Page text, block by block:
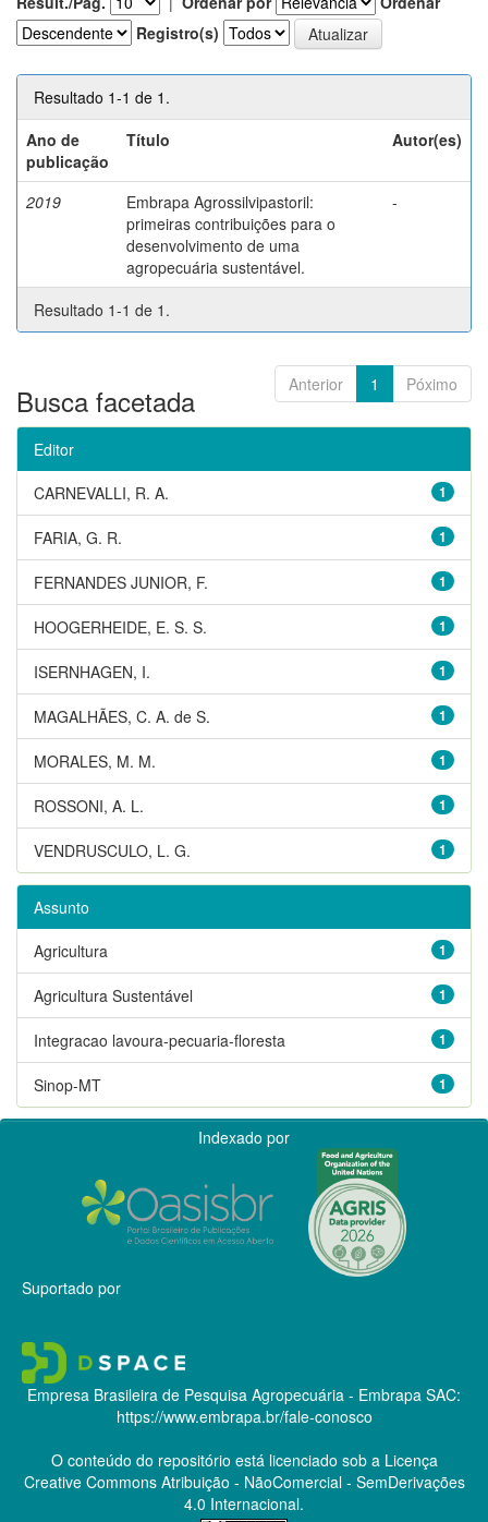
Registro(s)
Resultado 1-1 de 1.
Ano de
publicação
Título Autor(es)
2019
Embrapa Agrossilvipastoril:
primeiras contribuições para o
desenvolvimento de uma
agropecuária sustentável.
-
Resultado 1-1 de 1.
Anterior 1 Póximo
Busca facetada
Editor
1
CARNEVALLI, R. A.
1
FARIA, G. R.
1
FERNANDES JUNIOR, F.
1
HOOGERHEIDE, E. S. S.
1
ISERNHAGEN, I.
1
MAGALHÃES, C. A. de S.
1
MORALES, M. M.
1
ROSSONI, A. L.
1
VENDRUSCULO, L. G.
Assunto
1
Agricultura
1
Agricultura Sustentável
1
Integracao lavoura-pecuaria-floresta
1
Sinop-MT
Indexado por
Suportado por
Empresa Brasileira de Pesquisa Agropecuária - Embrapa SAC:
https://www.embrapa.br/fale-conosco
O conteúdo do repositório está licenciado sob a Licença
Creative CommonsAtribuição - NãoComercial - SemDerivações
4.0 Internacional.